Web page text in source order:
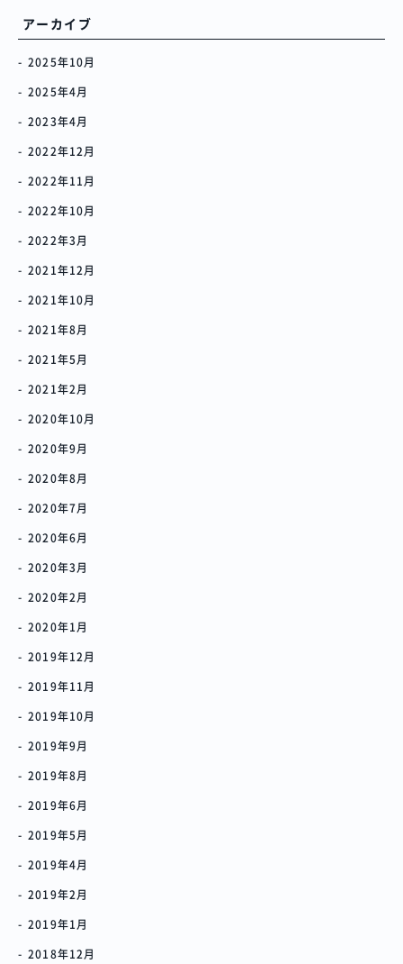
アーカイブ
2025年10月
2025年4月
2023年4月
2022年12月
2022年11月
2022年10月
2022年3月
2021年12月
2021年10月
2021年8月
2021年5月
2021年2月
2020年10月
2020年9月
2020年8月
2020年7月
2020年6月
2020年3月
2020年2月
2020年1月
2019年12月
2019年11月
2019年10月
2019年9月
2019年8月
2019年6月
2019年5月
2019年4月
2019年2月
2019年1月
2018年12月